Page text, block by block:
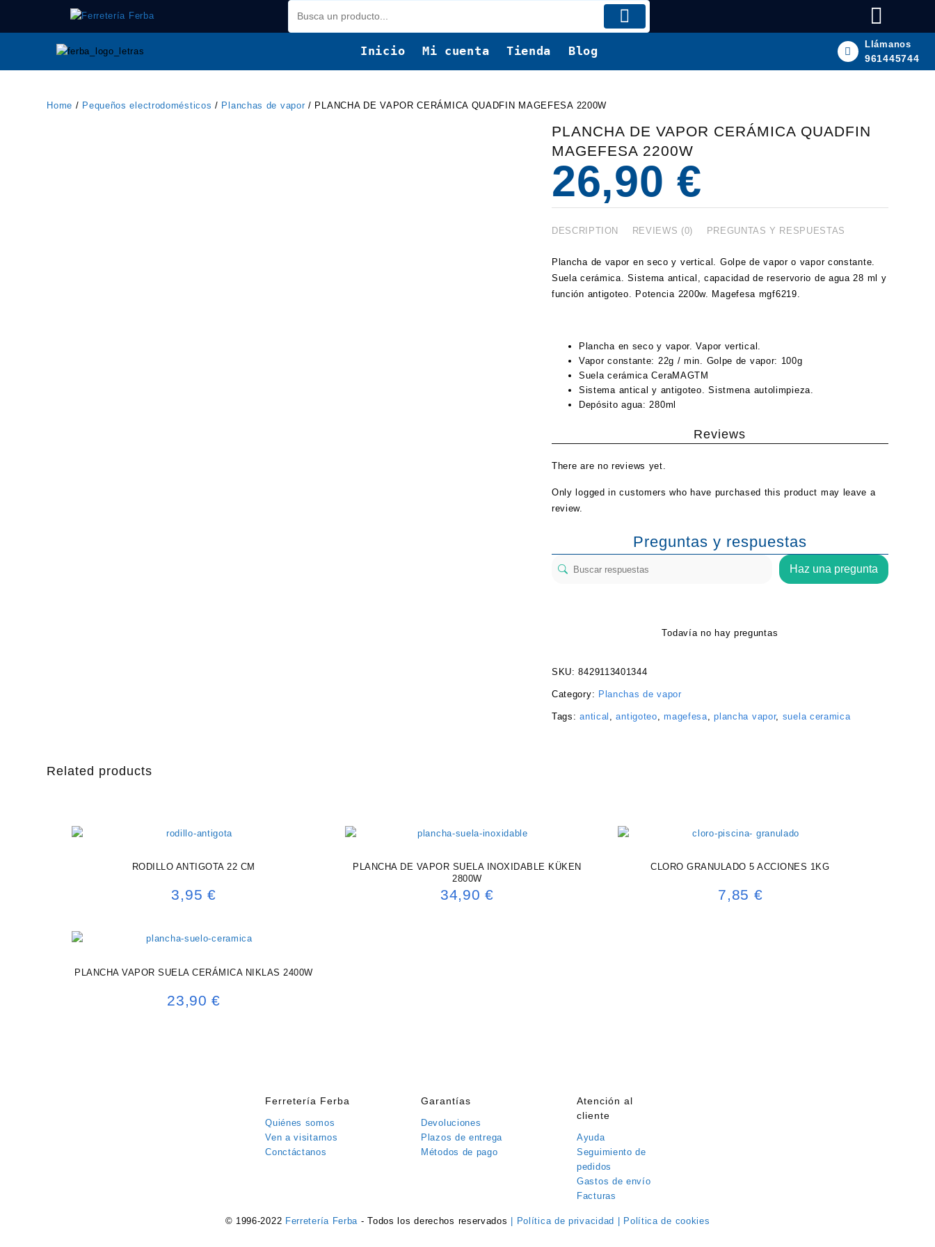
contenido
Inicio Mi cuenta Tienda Blog Llámanos
961445744
Home / Pequeños electrodomésticos / Planchas de vapor / PLANCHA DE VAPOR CERÁMICA QUADFIN MAGEFESA 2200W
PLANCHA DE VAPOR CERÁMICA QUADFIN
MAGEFESA 2200W
26,90€
DESCRIPTION REVIEWS (0) PREGUNTAS Y RESPUESTAS
Plancha de vapor en seco y vertical. Golpe de vapor o vapor constante.
Suela cerámica. Sistema antical, capacidad de reservorio de agua 28 ml y
función antigoteo. Potencia 2200w. Magefesa mgf6219.
Plancha en seco y vapor. Vapor vertical.
Vapor constante: 22g / min. Golpe de vapor: 100g
Suela cerámica CeraMAGTM
Sistema antical y antigoteo. Sistmena autolimpieza.
Depósito agua: 280ml
Reviews
There are no reviews yet.
Only logged in customers who have purchased this product may leave a
review.
Preguntas y respuestas
Haz una pregunta
Todavía no hay preguntas
SKU:8429113401344
Category: Planchas de vapor
Tags:antical ,antigoteo,magefesa,plancha vapor, suela ceramica
Related products
RODILLO ANTIGOTA 22 CM
3,95 €
PLANCHA DE VAPOR SUELA INOXIDABLE KÜKEN
2800W
34,90€
CLORO GRANULADO 5 ACCIONES 1KG
7,85 €
PLANCHA VAPOR SUELA CERÁMICA NIKLAS 2400W
23,90€
Ferretería Ferba
Quiénes somos
Ven a visitarnos
Conctáctanos
Garantías
Devoluciones
Plazos de entrega
Métodos de pago
Atención al
cliente
Ayuda
Seguimiento de
pedidos
Gastos de envío
Facturas
© 1996-2022 Ferretería Ferba - Todos los derechos reservados | Política de privacidad | Política de cookies